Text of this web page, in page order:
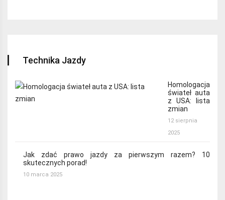
Technika Jazdy
Homologacja
świateł auta
z USA: lista
zmian
12 sierpnia
2025
Jak zdać prawo jazdy za pierwszym razem? 10
skutecznych porad!
10 marca 2025